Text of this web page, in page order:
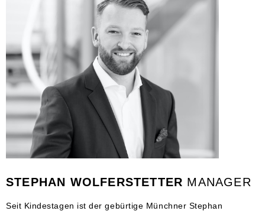
STEPHAN WOLFERSTETTER MANAGER
Seit Kindestagen ist der gebürtige Münchner Stephan